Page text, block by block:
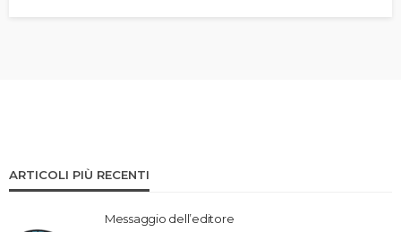
ARTICOLI PIÙ RECENTI
Messaggio dell’editore